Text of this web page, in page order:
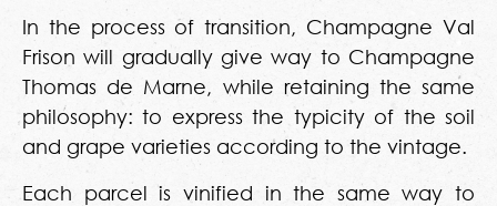
In the process of transition, Champagne Val
Frison will gradually give way to Champagne
Thomas de Marne, while retaining the same
philosophy: to express the typicity of the soil
and grape varieties according to the vintage.
Each parcel is vinified in the same way to